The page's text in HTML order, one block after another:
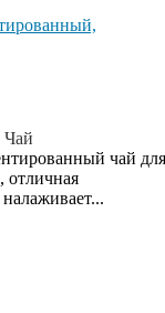
Чай
чай для
отличная